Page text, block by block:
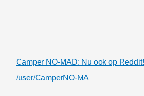
Camper NO-MAD: Nu ook op Reddit!
/user/CamperNO-MA